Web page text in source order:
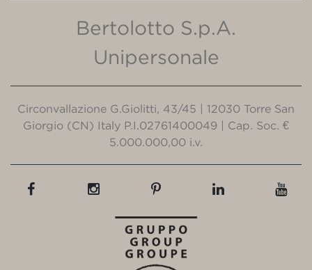
Bertolotto S.p.A.
Unipersonale
Circonvallazione G.Giolitti, 43/45 | 12030 Torre San
Giorgio (CN) Italy P.I.02761400049 | Cap. Soc. €
5.000.000,00 i.v.